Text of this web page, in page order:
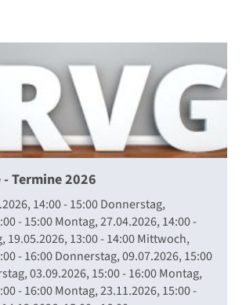
Termine 2026
14:00 - 15:00 Donnerstag,
- 15:00 Montag, 27.04.2026, 14:00 -
19.05.2026, 13:00 - 14:00 Mittwoch,
- 16:00 Donnerstag, 09.07.2026, 15:00
03.09.2026, 15:00 - 16:00 Montag,
- 16:00 Montag, 23.11.2026, 15:00 -